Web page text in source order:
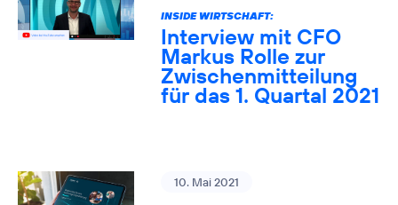
INSIDE WIRTSCHAFT:
Interview mit CFO
Markus Rolle zur
Zwischenmitteilung
für das 1. Quartal 2021
10. Mai 2021